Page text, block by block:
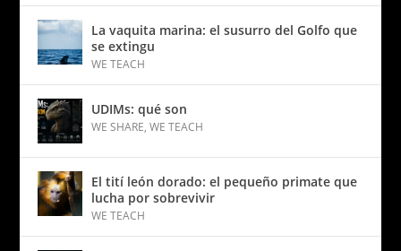
La vaquita marina: el susurro del Golfo que
se extingu
WE TEACH
UDIMs: qué son
WE SHARE,WE TEACH
El tití león dorado: el pequeño primate que
lucha por sobrevivir
WE TEACH